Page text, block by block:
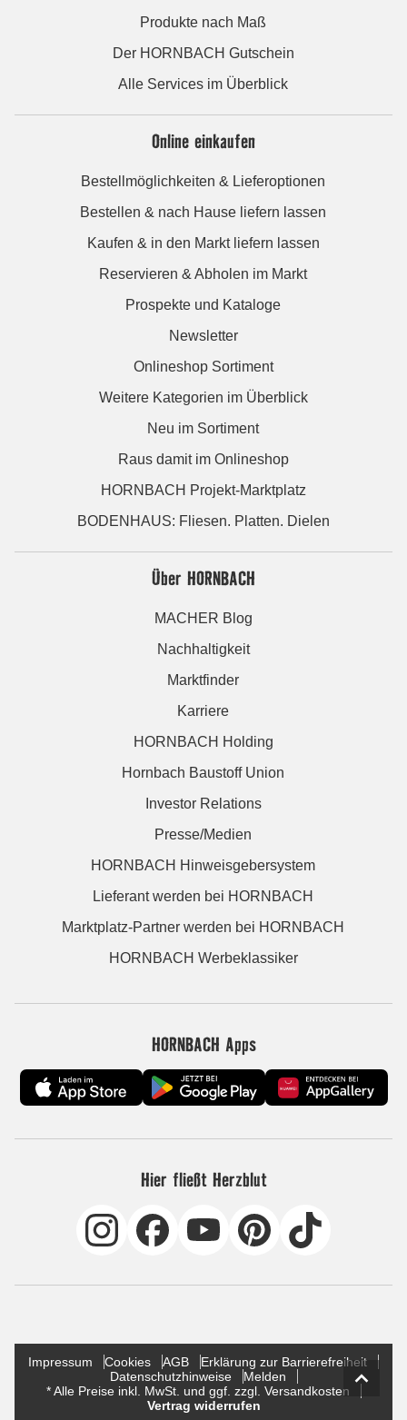
Produkte nach Maß
Der HORNBACH Gutschein
Alle Services im Überblick
Online einkaufen
Bestellmöglichkeiten & Lieferoptionen
Bestellen & nach Hause liefern lassen
Kaufen & in den Markt liefern lassen
Reservieren & Abholen im Markt
Prospekte und Kataloge
Newsletter
Onlineshop Sortiment
Weitere Kategorien im Überblick
Neu im Sortiment
Raus damit im Onlineshop
HORNBACH Projekt-Marktplatz
BODENHAUS: Fliesen. Platten. Dielen
Über HORNBACH
MACHER Blog
Nachhaltigkeit
Marktfinder
Karriere
HORNBACH Holding
Hornbach Baustoff Union
Investor Relations
Presse/Medien
HORNBACH Hinweisgebersystem
Lieferant werden bei HORNBACH
Marktplatz-Partner werden bei HORNBACH
HORNBACH Werbeklassiker
HORNBACH Apps
Hier fließt Herzblut
Impressum Cookies AGB
Erklärung zur Barrierefreiheit
Datenschutzhinweise
Melden
* Alle Preise inkl. MwSt. und ggf. zzgl. Versandkosten
Vertrag widerrufen